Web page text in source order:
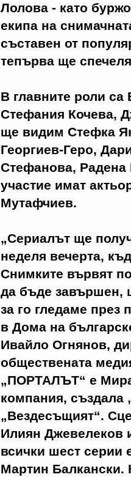
Лолова - като
екипа на
съставен от
тепърва ще
В главните роли
Стефания Кочева,
ще видим Стефка
Георгиев-Геро,
Стефанова,
участие имат
Мутафчиев.
„Сериалът ще
неделя вечерта,
Снимките вървят
да бъде завършен,
за го гледаме през
в Дома на
Ивайло Огнянов,
обществената
„ПОРТАЛЪТ“ е
компания, създала
„Вездесъщият“.
Илиян Джевелеков
всички шест серии
Мартин Балкански.